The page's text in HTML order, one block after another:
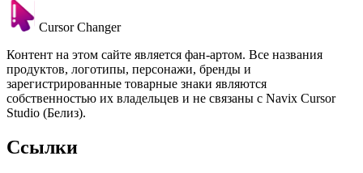
Cursor Changer
Контент на этом сайте является фан-артом. Все названия
продуктов, логотипы, персонажи, бренды и
зарегистрированные товарные знаки являются
собственностью их владельцев и не связаны с Navix Cursor
Studio (Белиз).
Ссылки